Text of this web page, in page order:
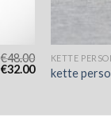
€48.00
€32.00
KETTE
kette